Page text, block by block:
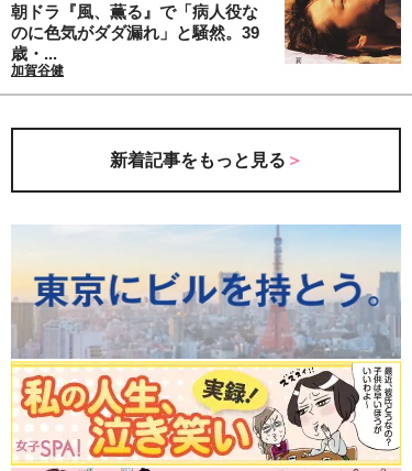
朝ドラ『風、薫る』で「病人役な
のに色気がダダ漏れ」と騒然。39
歳・...
加賀谷健
新着記事をもっと見る